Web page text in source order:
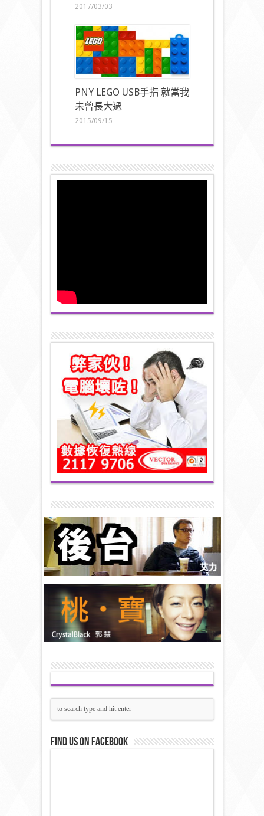
2017/03/03
PNY LEGO USB手指 就當我
未曾長大過
2015/09/15
Find us on Facebook